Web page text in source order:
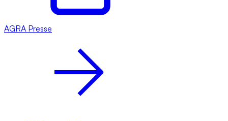
AGRA Presse